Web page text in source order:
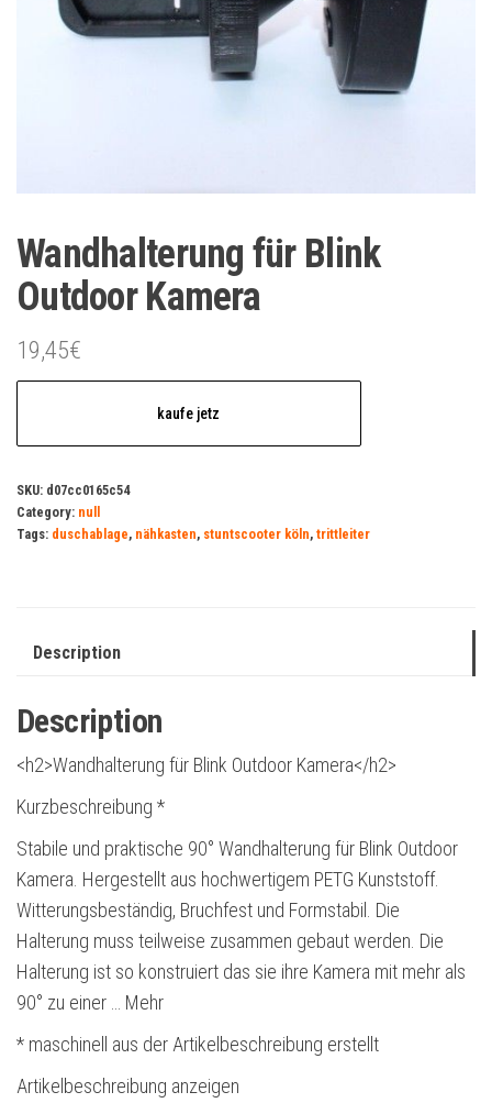
Wandhalterung für Blink
Outdoor Kamera
19,45€
kaufe jetz
SKU: d07cc0165c54
Category: null
Tags: duschablage, nähkasten, stuntscooter köln, trittleiter
Description
Description
<h2>Wandhalterung für Blink Outdoor Kamera</h2>
Kurzbeschreibung *
Stabile und praktische 90° Wandhalterung für Blink Outdoor
Kamera. Hergestellt aus hochwertigem PETG Kunststoff.
Witterungsbeständig, Bruchfest und Formstabil. Die
Halterung muss teilweise zusammen gebaut werden. Die
Halterung ist so konstruiert das sie ihre Kamera mit mehr als
90° zu einer … Mehr
* maschinell aus der Artikelbeschreibung erstellt
Artikelbeschreibung anzeigen